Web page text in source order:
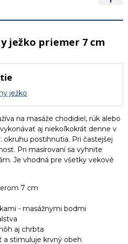
ježko priemer 7 cm
ježko
na masáže chodidiel, rúk alebo
aj niekoľkokrát denne v
okruhu postihnutia. Pri častejšej
Pri masírovaní sa vyhnite
Je vhodná pre všetky vekové
7 cm
- masážnymi bodmi
aj chrbta
a stimuluje krvný obeh